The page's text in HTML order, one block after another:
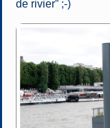
de rivier” ;-)